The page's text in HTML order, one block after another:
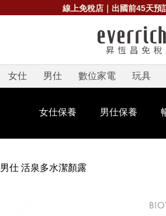
線上免稅店｜出國前45天預
女仕 男仕 數位家電 玩具
女仕保養 男仕保養
男仕 活泉多水潔顏露